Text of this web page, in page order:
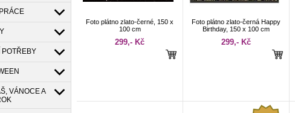
POTŘEBY
VÁNOCE A
Foto plátno zlato-černé, 150 x
100 cm
299,- Kč
Foto plátno zlato-černá Happy
Birthday, 150 x 100 cm
299,- Kč